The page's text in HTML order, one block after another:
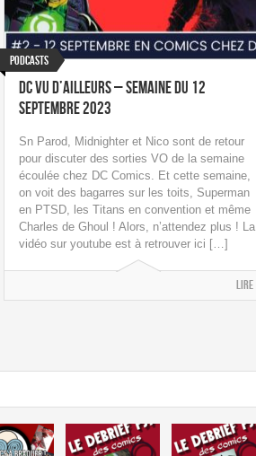
Podcasts
DC vu d’ailleurs – Semaine du 12
septembre 2023
Sn Parod, Midnighter et Nico sont de retour
pour discuter des sorties VO de la semaine
écoulée chez DC Comics. Et cette semaine,
on voit des bagarres sur les toits, Superman
en PTSD, les Titans en convention et même
Charles de Ghoul ! Alors, n’attendez plus ! La
vidéo sur youtube est à retrouver ici […]
Lire